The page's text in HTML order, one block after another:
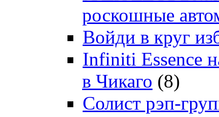
роскошные
Войди в круг
Infiniti Essence
в Чикаго (8)
Солист рэп-